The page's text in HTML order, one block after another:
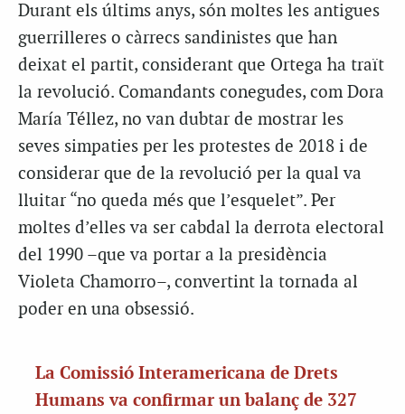
Durant els últims anys, són moltes les antigues
guerrilleres o càrrecs sandinistes que han
deixat el partit, considerant que Ortega ha traït
la revolució. Comandants conegudes, com Dora
María Téllez, no van dubtar de mostrar les
seves simpaties per les protestes de 2018 i de
considerar que de la revolució per la qual va
lluitar “no queda més que l’esquelet”. Per
moltes d’elles va ser cabdal la derrota electoral
del 1990 –que va portar a la presidència
Violeta Chamorro–, convertint la tornada al
poder en una obsessió.
La Comissió Interamericana de Drets
Humans va confirmar un balanç de 327